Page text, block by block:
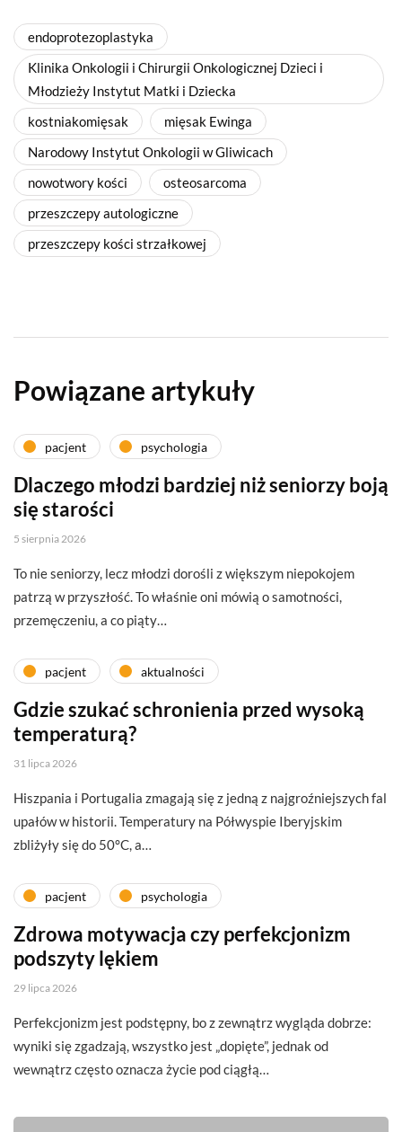
endoprotezoplastyka
Klinika Onkologii i Chirurgii Onkologicznej Dzieci i
Młodzieży Instytut Matki i Dziecka
kostniakomięsak
mięsak Ewinga
Narodowy Instytut Onkologii w Gliwicach
nowotwory kości
osteosarcoma
przeszczepy autologiczne
przeszczepy kości strzałkowej
Powiązane artykuły
pacjent psychologia
Dlaczego młodzi bardziej niż seniorzy boją
się starości
5 sierpnia 2026
To nie seniorzy, lecz młodzi dorośli z większym niepokojem
patrzą w przyszłość. To właśnie oni mówią o samotności,
przemęczeniu, a co piąty…
pacjent aktualności
Gdzie szukać schronienia przed wysoką
temperaturą?
31 lipca 2026
Hiszpania i Portugalia zmagają się z jedną z najgroźniejszych fal
upałów w historii. Temperatury na Półwyspie Iberyjskim
zbliżyły się do 50°C, a…
pacjent psychologia
Zdrowa motywacja czy perfekcjonizm
podszyty lękiem
29 lipca 2026
Perfekcjonizm jest podstępny, bo z zewnątrz wygląda dobrze:
wyniki się zgadzają, wszystko jest „dopięte”, jednak od
wewnątrz często oznacza życie pod ciągłą…